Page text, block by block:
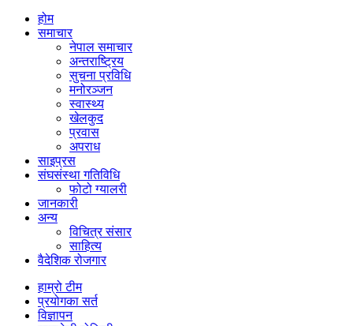
होम
समाचार
नेपाल समाचार
अन्तराष्ट्रिय
सुचना प्रविधि
मनोरञ्जन
स्वास्थ्य
खेलकुद
प्रवास
अपराध
साइप्रस
संघसंस्था गतिविधि
फोटो ग्यालरी
जानकारी
अन्य
विचित्र संसार
साहित्य
वैदेशिक रोजगार
हाम्रो टीम
प्रयोगका सर्त
विज्ञापन